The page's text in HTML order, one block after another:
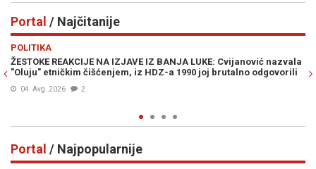
Portal / Najčitanije
POLITIKA
ŽESTOKE REAKCIJE NA IZJAVE IZ BANJA LUKE: Cvijanović nazvala
"Oluju" etničkim čišćenjem, iz HDZ-a 1990 joj brutalno odgovorili
04. Avg. 2026 2
Portal / Najpopularnije